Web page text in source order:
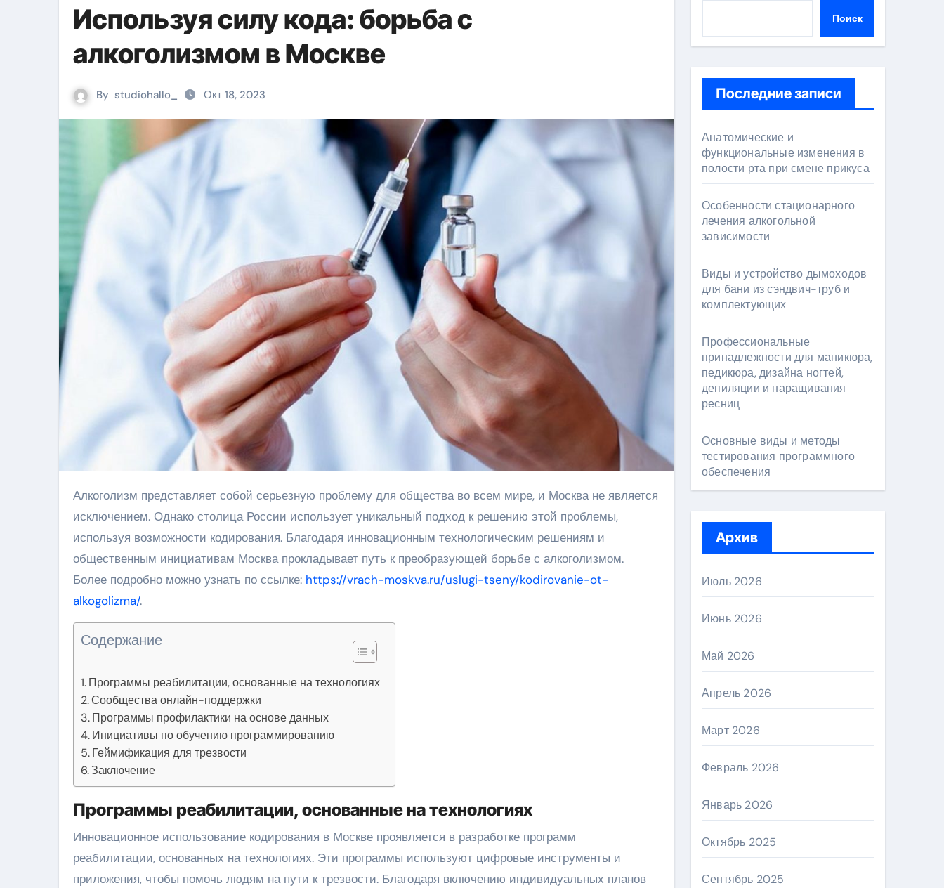
Используя силу кода: борьба с
алкоголизмом в Москве
By studiohallo_ Окт 18, 2023
Алкоголизм представляет собой серьезную проблему для общества во всем мире, и Москва не является
исключением. Однако столица России использует уникальный подход к решению этой проблемы,
используя возможности кодирования. Благодаря инновационным технологическим решениям и
общественным инициативам Москва прокладывает путь к преобразующей борьбе с алкоголизмом.
Более подробно можно узнать по ссылке: https://vrach-moskva.ru/uslugi-tseny/kodirovanie-ot-
alkogolizma/.
Содержание
Программы реабилитации, основанные на технологиях
Сообщества онлайн-поддержки
Программы профилактики на основе данных
Инициативы по обучению программированию
Геймификация для трезвости
Заключение
Программы реабилитации, основанные на технологиях
Инновационное использование кодирования в Москве проявляется в разработке программ
реабилитации, основанных на технологиях. Эти программы используют цифровые инструменты и
приложения, чтобы помочь людям на пути к трезвости. Благодаря включению индивидуальных планов
Поиск
Последние записи
Анатомические и
функциональные изменения в
полости рта при смене прикуса
Особенности стационарного
лечения алкогольной
зависимости
Виды и устройство дымоходов
для бани из сэндвич-труб и
комплектующих
Профессиональные
принадлежности для маникюра,
педикюра, дизайна ногтей,
депиляции и наращивания
ресниц
Основные виды и методы
тестирования программного
обеспечения
Архив
Июль 2026
Июнь 2026
Май 2026
Апрель 2026
Март 2026
Февраль 2026
Январь 2026
Октябрь 2025
Сентябрь 2025